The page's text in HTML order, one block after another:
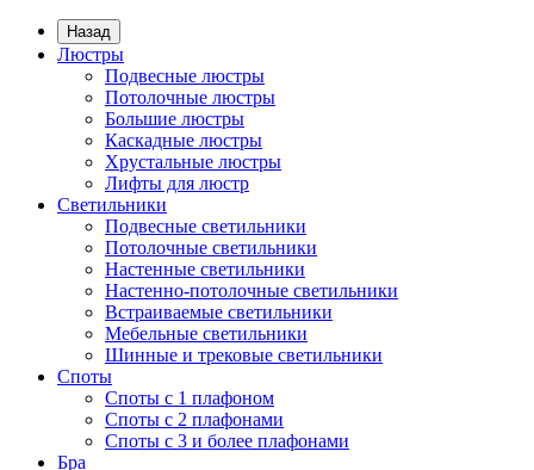
Назад
Люстры
Подвесные люстры
Потолочные люстры
Большие люстры
Каскадные люстры
Хрустальные люстры
Лифты для люстр
Светильники
Подвесные светильники
Потолочные светильники
Настенные светильники
Настенно-потолочные светильники
Встраиваемые светильники
Мебельные светильники
Шинные и трековые светильники
Споты
Споты с 1 плафоном
Споты с 2 плафонами
Споты с 3 и более плафонами
Бра